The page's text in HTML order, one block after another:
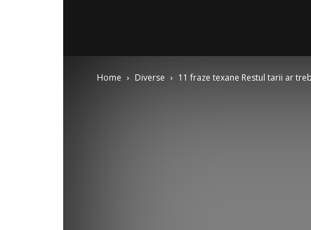
Home Diverse 11 fraze texane Restul tarii ar